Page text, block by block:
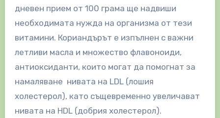
дневен прием от 100 грама ще надвиши
необходимата нужда на организма от тези
витамини. Кориандърът е изпълнен с важни
летливи масла и множество флавоноиди,
антиоксиданти, които могат да помогнат за
намаляване нивата на LDL (лошия
холестерол), като същевременно увеличават
нивата на HDL (добрия холестерол).